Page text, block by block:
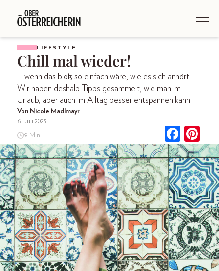
LIFESTYLE
Chill mal wieder!
… wenn das bloß so einfach wäre, wie es sich anhört.
Wir haben deshalb Tipps gesammelt, wie man im
Urlaub, aber auch im Alltag besser entspannen kann.
Von Nicole Madlmayr
6. Juli 2023
9 Min.